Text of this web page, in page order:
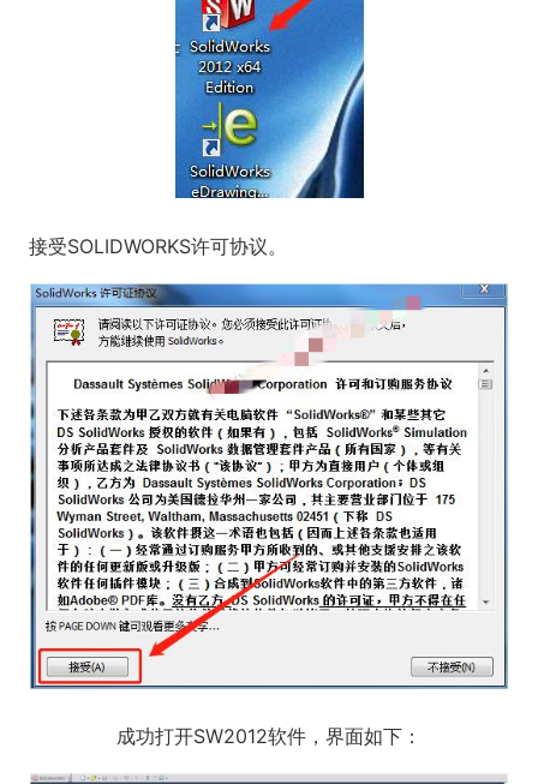
接受SOLIDWORKS许可协议。
成功打开SW2012软件，界面如下：